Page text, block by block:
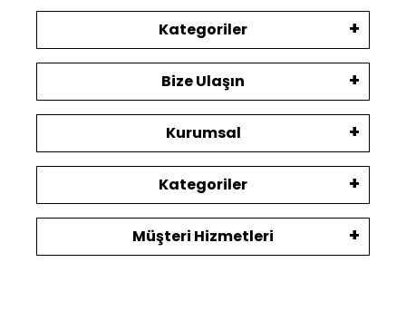
Kategoriler
Bize Ulaşın
Kurumsal
Kategoriler
Müşteri Hizmetleri